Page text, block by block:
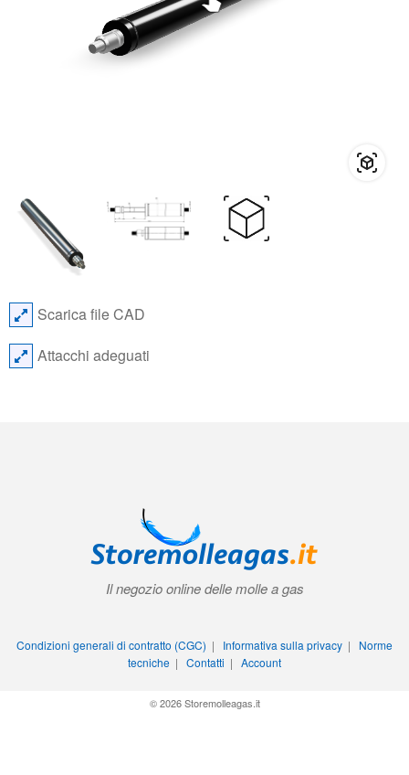
Scarica file CAD
Attacchi adeguati
Il negozio online delle molle a gas
Condizioni generali di contratto (CGC) | Informativa sulla privacy | Norme
tecniche | Contatti | Account
© 2026 Storemolleagas.it